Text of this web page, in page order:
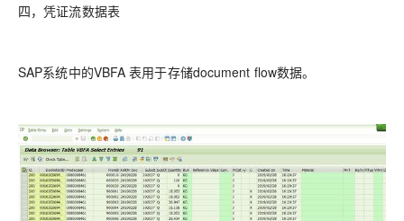
四，凭证流数据表
SAP系统中的VBFA 表用于存储document flow数据。